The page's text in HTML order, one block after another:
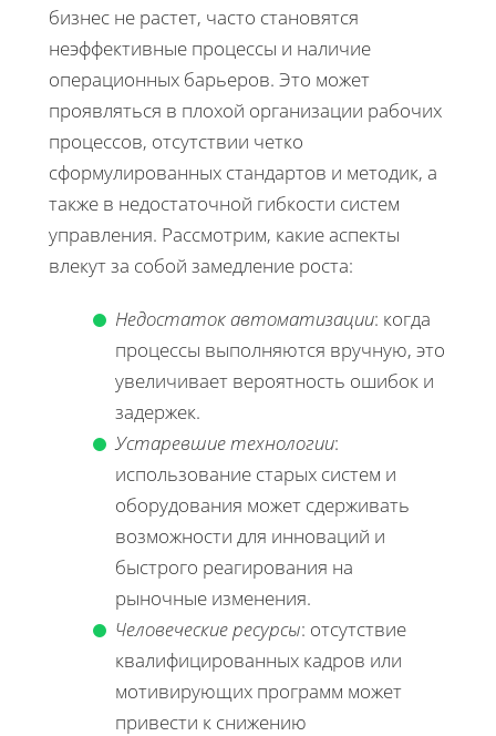
бизнес не растет, часто становятся
неэффективные процессы и наличие
операционных барьеров. Это может
проявляться в плохой организации рабочих
процессов, отсутствии четко
сформулированных стандартов и методик, а
также в недостаточной гибкости систем
управления. Рассмотрим, какие аспекты
влекут за собой замедление роста:
Недостаток автоматизации: когда
процессы выполняются вручную, это
увеличивает вероятность ошибок и
задержек.
Устаревшие технологии:
использование старых систем и
оборудования может сдерживать
возможности для инноваций и
быстрого реагирования на
рыночные изменения.
Человеческие ресурсы: отсутствие
квалифицированных кадров или
мотивирующих программ может
привести к снижению